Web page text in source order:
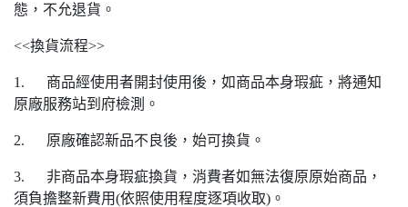
態，不允退貨。
<<換貨流程>>
1. 商品經使用者開封使用後，如商品本身瑕疵，將通知
原廠服務站到府檢測。
2. 原廠確認新品不良後，始可換貨。
3. 非商品本身瑕疵換貨，消費者如無法復原原始商品，
須負擔整新費用(依照使用程度逐項收取)。